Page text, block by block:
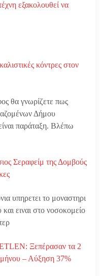
εξακολουθεί να
κόντρες στον
θα γνωρίζετε πως
Δήμου
παράταξη. Βλέπω
Σεραφείμ της Δομβούς
υπηρετει το μοναστηρι
ειναι στο νοσοκομείο
Ξεπέρασαν τα 2
– Αύξηση 37%